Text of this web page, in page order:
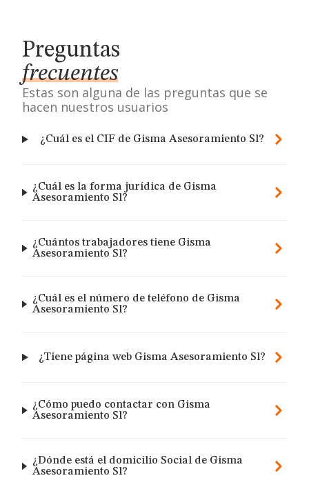
Preguntas
frecuentes
Estas son alguna de las preguntas que se
hacen nuestros usuarios
¿Cuál es el CIF de Gisma Asesoramiento Sl?
¿Cuál es la forma jurídica de Gisma
Asesoramiento Sl?
¿Cuántos trabajadores tiene Gisma
Asesoramiento Sl?
¿Cuál es el número de teléfono de Gisma
Asesoramiento Sl?
¿Tiene página web Gisma Asesoramiento Sl?
¿Cómo puedo contactar con Gisma
Asesoramiento Sl?
¿Dónde está el domicilio Social de Gisma
Asesoramiento Sl?